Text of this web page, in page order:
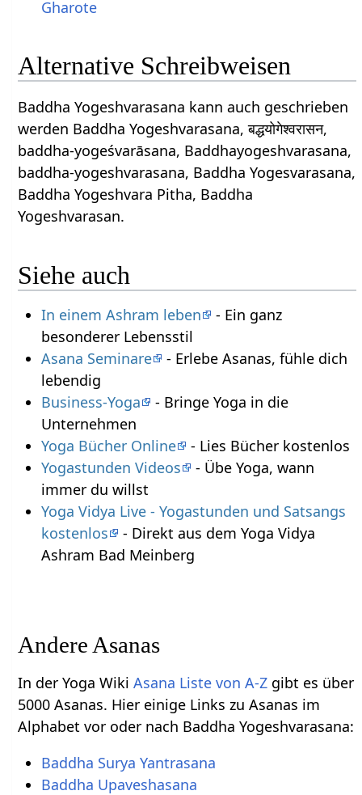
Gharote
Alternative Schreibweisen
Baddha Yogeshvarasana kann auch geschrieben
werden Baddha Yogeshvarasana, बद्धयोगेश्वरासन,
baddha-yogeśvarāsana, Baddhayogeshvarasana,
baddha-yogeshvarasana, Baddha Yogesvarasana,
Baddha Yogeshvara Pitha, Baddha
Yogeshvarasan.
Siehe auch
In einem Ashram leben
- Ein ganz
besonderer Lebensstil
Asana Seminare
- Erlebe Asanas, fühle dich
lebendig
Business-Yoga
- Bringe Yoga in die
Unternehmen
Yoga Bücher Online
- Lies Bücher kostenlos
Yogastunden Videos
- Übe Yoga, wann
immer du willst
Yoga Vidya Live - Yogastunden und Satsangs
kostenlos
- Direkt aus dem Yoga Vidya
Ashram Bad Meinberg
Andere Asanas
In der Yoga WikiAsana Liste von A-Z gibt es über
5000 Asanas. Hier einige Links zu Asanas im
Alphabet vor oder nach Baddha Yogeshvarasana:
Baddha Surya Yantrasana
Baddha Upaveshasana